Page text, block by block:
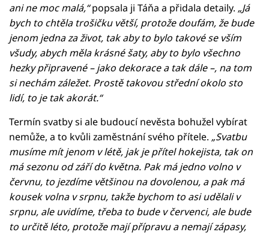
ani ne moc malá,“popsala ji Táňa a přidala detaily. „Já
bych to chtěla trošičku větší, protože doufám, že bude
jenom jedna za život, tak aby to bylo takové se vším
všudy, abych měla krásné šaty, aby to bylo všechno
hezky připravené – jako dekorace a tak dále –, na tom
si nechám záležet. Prostě takovou střední okolo sto
lidí, to je tak akorát.“
Termín svatby si ale budoucí nevěsta bohužel vybírat
nemůže, a to kvůli zaměstnání svého přítele. „Svatbu
musíme mít jenom v létě, jak je přítel hokejista, tak on
má sezonu od září do května. Pak má jedno volno v
červnu, to jezdíme většinou na dovolenou, a pak má
kousek volna v srpnu, takže bychom to asi udělali v
srpnu, ale uvidíme, třeba to bude v červenci, ale bude
to určitě léto, protože mají přípravu a nemají zápasy,